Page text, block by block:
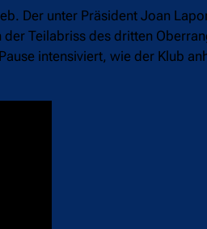
Der unter Präsident Joan
Teilabriss des dritten
intensiviert, wie der Klub